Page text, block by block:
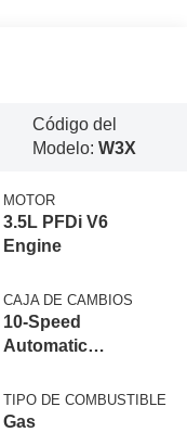
Código del
Modelo: W3X
MOTOR
3.5L PFDi V6
Engine
CAJA DE CAMBIOS
10-Speed
Automatic
SelectShift®
Transmission
TIPO DE COMBUSTIBLE
Gas